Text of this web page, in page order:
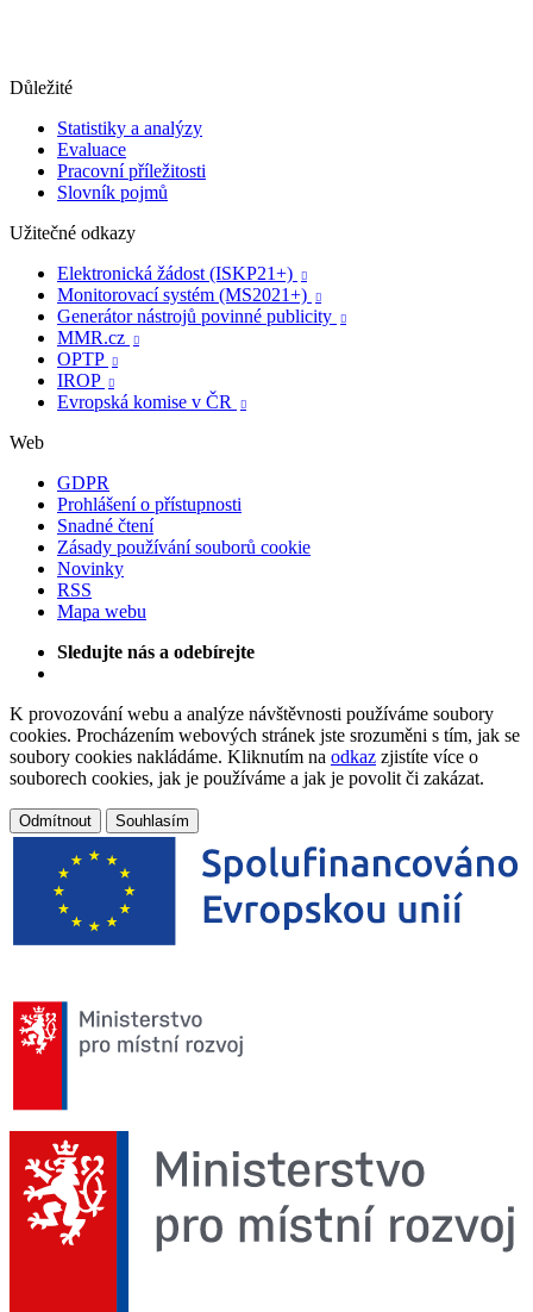
Důležité
Statistiky a analýzy
Evaluace
Pracovní příležitosti
Slovník pojmů
Užitečné odkazy
Elektronická žádost (ISKP21+)

Monitorovací systém (MS2021+) 
Generátor nástrojů povinné publicity 
MMR.cz 
OPTP 
IROP 
Evropská komise v ČR 
Web
GDPR
Prohlášení o přístupnosti
Snadné čtení
Zásady používání souborů cookie
Novinky
RSS
Mapa webu
Sledujte nás a odebírejte
K provozování webu a analýze návštěvnosti používáme soubory
cookies. Procházením webových stránek jste srozuměni s tím, jak se
soubory cookies nakládáme. Kliknutím na odkaz zjistíte více o
souborech cookies, jak je používáme a jak je povolit či zakázat.
Odmítnout Souhlasím